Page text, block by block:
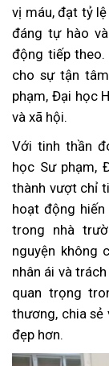
vị máu, đạt tỷ
đáng tự hào
động tiếp theo.
cho sự tận
phạm, Đại học
và xã hội.
Với tinh thần
học Sư phạm,
thành vượt chỉ
hoạt động
trong nhà
nguyện không
nhân ái và
quan trọng
thương, chia sẻ
đẹp hơn.